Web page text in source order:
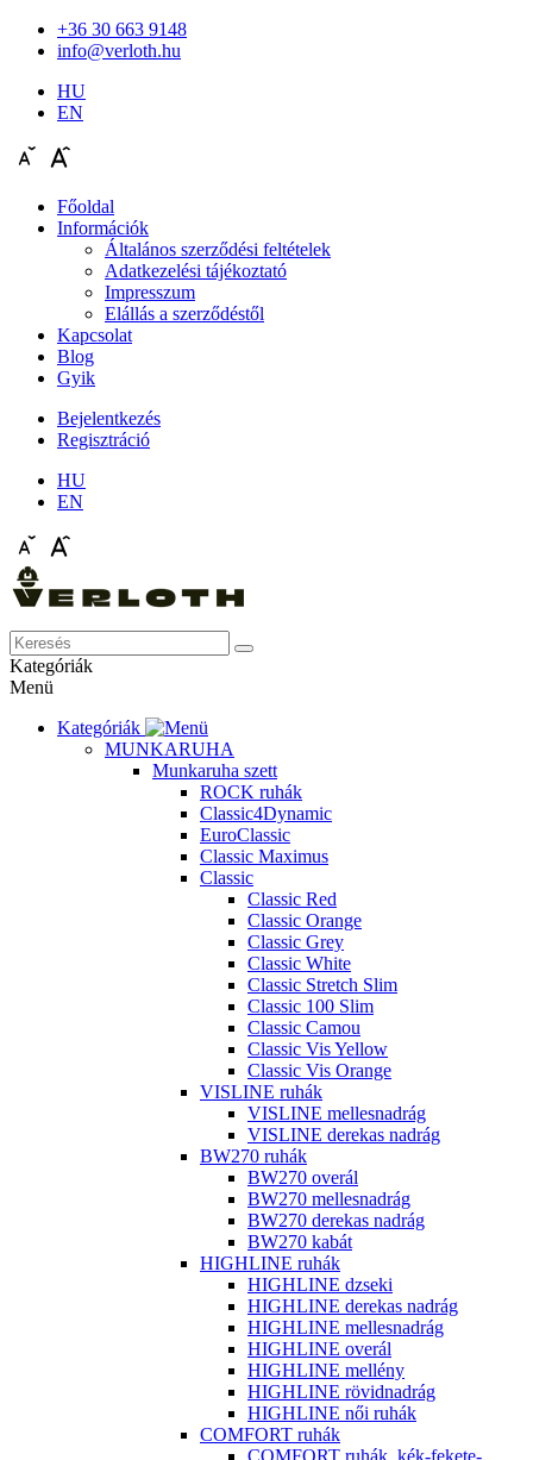
+36 30 663 9148
info@verloth.hu
HU
EN
Főoldal
Információk
Általános szerződési feltételek
Adatkezelési tájékoztató
Impresszum
Elállás a szerződéstől
Kapcsolat
Blog
Gyik
Bejelentkezés
Regisztráció
HU
EN
Kategóriák
Menü
Kategóriák
MUNKARUHA
Munkaruha szett
ROCK ruhák
Classic4Dynamic
EuroClassic
Classic Maximus
Classic
Classic Red
Classic Orange
Classic Grey
Classic White
Classic Stretch Slim
Classic 100 Slim
Classic Camou
Classic Vis Yellow
Classic Vis Orange
VISLINE ruhák
VISLINE mellesnadrág
VISLINE derekas nadrág
BW270 ruhák
BW270 overál
BW270 mellesnadrág
BW270 derekas nadrág
BW270 kabát
HIGHLINE ruhák
HIGHLINE dzseki
HIGHLINE derekas nadrág
HIGHLINE mellesnadrág
HIGHLINE overál
HIGHLINE mellény
HIGHLINE rövidnadrág
HIGHLINE női ruhák
COMFORT ruhák
COMFORT ruhák, kék-fekete-